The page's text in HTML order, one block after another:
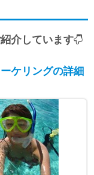
介しています
ケリングの詳細